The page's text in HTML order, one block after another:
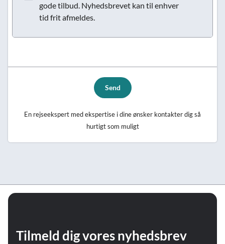
gode tilbud. Nyhedsbrevet kan til enhver
tid frit afmeldes.
Send
En rejseekspert med ekspertise i dine ønsker kontakter dig så
hurtigt som muligt
Tilmeld dig vores nyhedsbrev